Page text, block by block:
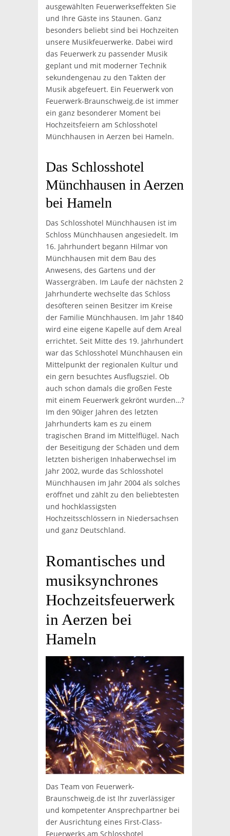
ausgewählten Feuerwerkseffekten Sie
und Ihre Gäste ins Staunen. Ganz
besonders beliebt sind bei Hochzeiten
unsere Musikfeuerwerke. Dabei wird
das Feuerwerk zu passender Musik
geplant und mit moderner Technik
sekundengenau zu den Takten der
Musik abgefeuert. Ein Feuerwerk von
Feuerwerk-Braunschweig.de ist immer
ein ganz besonderer Moment bei
Hochzeitsfeiern am Schlosshotel
Münchhausen in Aerzen bei Hameln.
Das Schlosshotel
Münchhausen in Aerzen
bei Hameln
Das Schlosshotel Münchhausen ist im
Schloss Münchhausen angesiedelt. Im
16. Jahrhundert begann Hilmar von
Münchhausen mit dem Bau des
Anwesens, des Gartens und der
Wassergräben. Im Laufe der nächsten 2
Jahrhunderte wechselte das Schloss
desöfteren seinen Besitzer im Kreise
der Familie Münchhausen. Im Jahr 1840
wird eine eigene Kapelle auf dem Areal
errichtet. Seit Mitte des 19. Jahrhundert
war das Schlosshotel Münchhausen ein
Mittelpunkt der regionalen Kultur und
ein gern besuchtes Ausflugsziel. Ob
auch schon damals die großen Feste
mit einem Feuerwerk gekrönt wurden…?
Im den 90iger Jahren des letzten
Jahrhunderts kam es zu einem
tragischen Brand im Mittelflügel. Nach
der Beseitigung der Schäden und dem
letzten bisherigen Inhaberwechsel im
Jahr 2002, wurde das Schlosshotel
Münchhausen im Jahr 2004 als solches
eröffnet und zählt zu den beliebtesten
und hochklassigsten
Hochzeitsschlössern in Niedersachsen
und ganz Deutschland.
Romantisches und
musiksynchrones
Hochzeitsfeuerwerk
in Aerzen bei
Hameln
Das Team von Feuerwerk-
Braunschweig.de ist Ihr zuverlässiger
und kompetenter Ansprechpartner bei
der Ausrichtung eines First-Class-
Feuerwerks am Schlosshotel